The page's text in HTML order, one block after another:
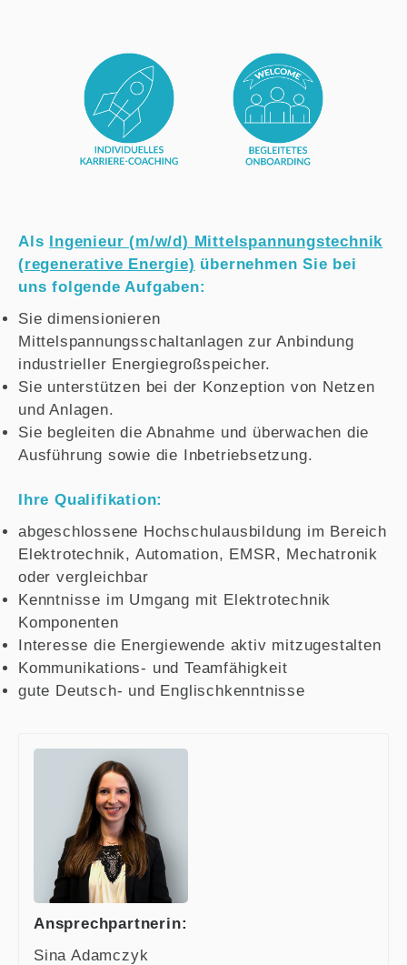
Als Ingenieur (m/w/d) Mittelspannungstechnik
(regenerative Energie) übernehmen Sie bei
uns folgende Aufgaben:
Sie dimensionieren
Mittelspannungsschaltanlagen zur Anbindung
industrieller Energiegroßspeicher.
Sie unterstützen bei der Konzeption von Netzen
und Anlagen.
Sie begleiten die Abnahme und überwachen die
Ausführung sowie die Inbetriebsetzung.
Ihre Qualifikation:
abgeschlossene Hochschulausbildung im Bereich
Elektrotechnik, Automation, EMSR, Mechatronik
oder vergleichbar
Kenntnisse im Umgang mit Elektrotechnik
Komponenten
Interesse die Energiewende aktiv mitzugestalten
Kommunikations- und Teamfähigkeit
gute Deutsch- und Englischkenntnisse
Ansprechpartnerin:
Sina Adamczyk